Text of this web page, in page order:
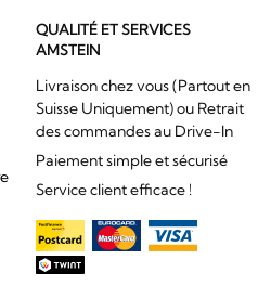
QUALITÉ ET SERVICES
AMSTEIN
Livraison chez vous (Partout en
Suisse Uniquement) ou Retrait
des commandes au Drive-In
Paiement simple et sécurisé
Service client efficace !